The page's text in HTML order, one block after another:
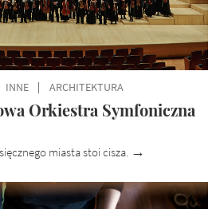
INNE ARCHITEKTURA
Orkiestra Symfoniczna
miasta stoi cisza.